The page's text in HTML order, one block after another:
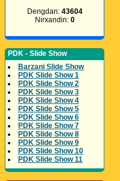
Dengdan: 43604
Nirxandin: 0
PDK - Slide Show
Barzani Slide Show
PDK Slide Show 1
PDK Slide Show 2
PDK Slide Show 3
PDK Slide Show 4
PDK Slide Show 5
PDK Slide Show 6
PDK Slide Show 7
PDK Slide Show 8
PDK Slide Show 9
PDK Slide Show 10
PDK Slide Show 11